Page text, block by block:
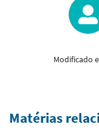
Modificado
Matérias